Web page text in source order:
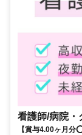
看護師/病院・
【賞与4.00ヶ月分